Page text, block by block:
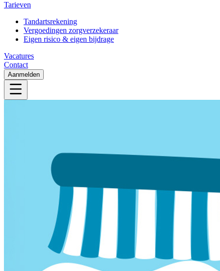
Tarieven
Tandartsrekening
Vergoedingen zorgverzekeraar
Eigen risico & eigen bijdrage
Vacatures
Contact
Aanmelden